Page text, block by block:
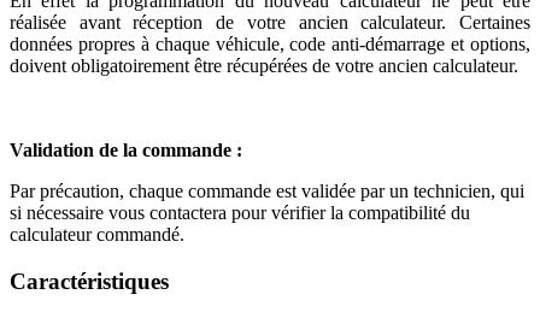
réalisée avant réception de votre ancien calculateur. Certaines
données propres à chaque véhicule, code anti-démarrage et options,
doivent obligatoirement être récupérées de votre ancien calculateur.
Validation de la commande :
Par précaution, chaque commande est validée par un technicien, qui
si nécessaire vous contactera pour vérifier la compatibilité du
calculateur commandé.
Caractéristiques